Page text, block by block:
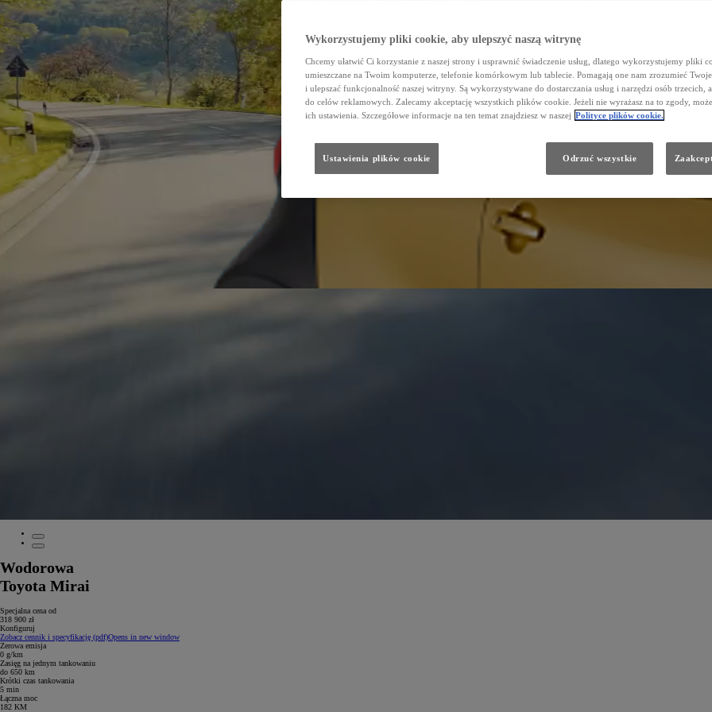
Wodorowa
Toyota Mirai
Specjalna cena od
318 900 zł
Konfiguruj
Zobacz cennik i specyfikację (pdf)Opens in new window
Zerowa emisja
0 g/km
Zasięg na jednym tankowaniu
do 650 km
Krótki czas tankowania
5 min
Łączna moc
182 KM
Wykorzystujemy pliki cookie, aby ulepszyć naszą witrynę
Chcemy ułatwić Ci korzystanie z naszej strony i usprawnić świadczenie usług, dlatego wykorzystujemy pliki
umieszczane na Twoim komputerze, telefonie komórkowym lub tablecie. Pomagają one nam zrozumieć
i ulepszać funkcjonalność naszej witryny. Są wykorzystywane do dostarczania usług i narzędzi osób trzecich, a
do celów reklamowych. Zalecamy akceptację wszystkich plików cookie. Jeżeli nie wyrażasz na to zgody,
ich ustawienia. Szczegółowe informacje na ten temat znajdziesz w naszej Polityce plików cookie.
Ustawienia plików cookie Odrzuć wszystkie